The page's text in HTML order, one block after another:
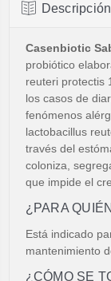
Casenbiotic
probiótico
reuteri protectis
los casos de
fenómenos
lactobacillus
través del
coloniza,
que impide el
¿PARA
Está indicado
mantenimiento
¿CÓMO SE